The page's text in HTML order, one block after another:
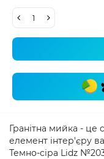
Гранітна мийка - це
елемент інтер'єру
Темно-сіра Lidz